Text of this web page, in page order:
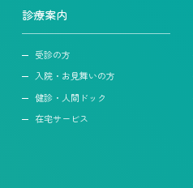
診療案内
受診の方
入院・お見舞いの方
健診・人間ドック
在宅サービス